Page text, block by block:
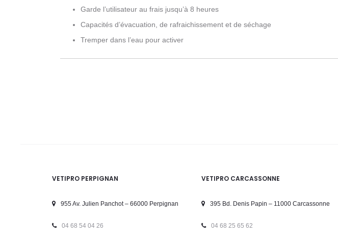
Garde l’utilisateur au frais jusqu’à 8 heures
Capacités d’évacuation, de rafraichissement et de séchage
Tremper dans l’eau pour activer
VETIPRO PERPIGNAN
955 Av. Julien Panchot – 66000 Perpignan
04 68 54 04 26
VETIPRO CARCASSONNE
395 Bd. Denis Papin – 11000 Carcassonne
04 68 25 65 62